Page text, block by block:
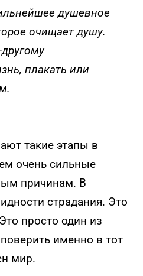
душевное
очищает душу.
плакать или
такие этапы в
очень сильные
причинам. В
страдания. Это
просто один из
именно в тот
мир.